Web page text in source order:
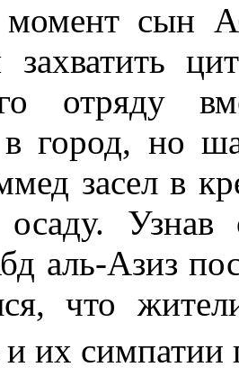
сын
захватить
отряду
в город, но
засел в
осаду.
аль-Азиз
что
их симпатии